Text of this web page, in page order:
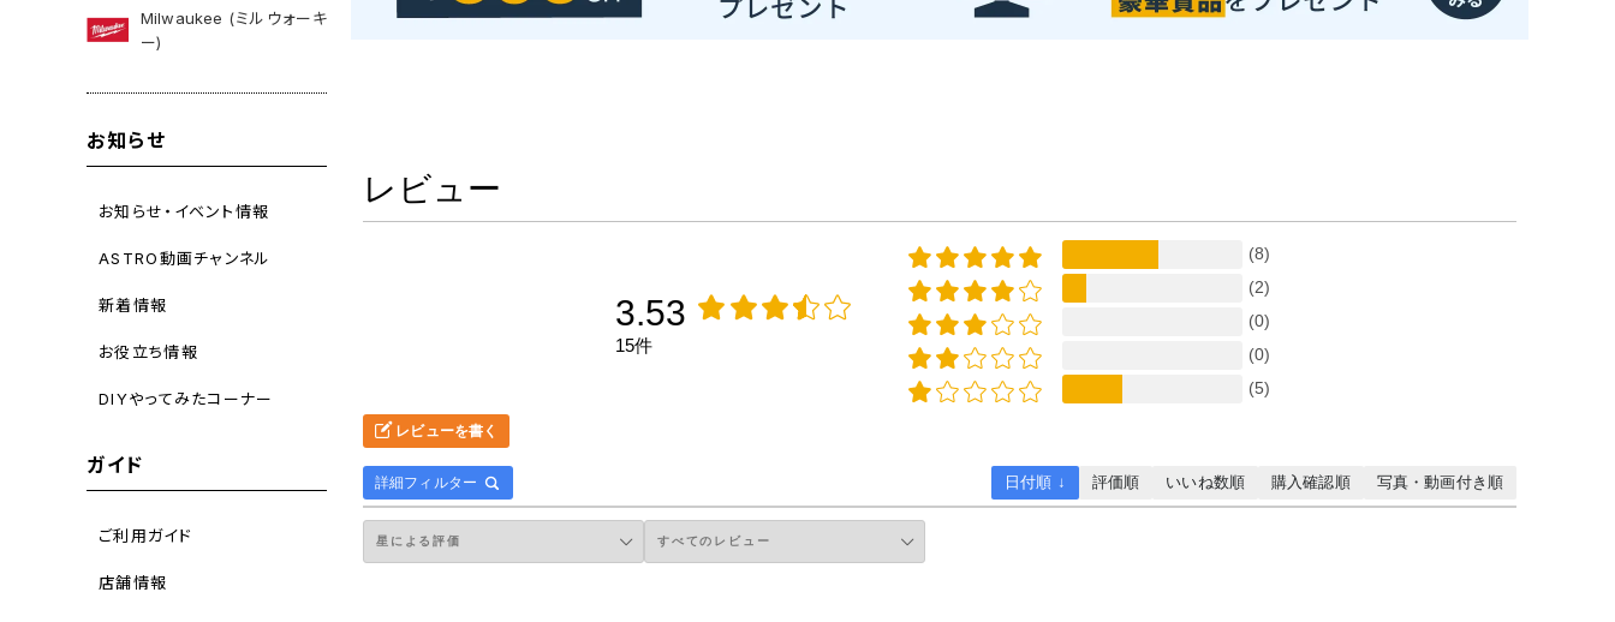
Milwaukee (ミルウォーキ
ー)
お知らせ
お知らせ・イベント情報
ASTRO動画チャンネル
新着情報
お役立ち情報
DIYやってみたコーナー
ガイド
ご利用ガイド
店舗情報
レビュー
3.53
15件
(8)
(2)
(0)
(0)
(5)
レビューを書く
詳細フィルター 日付順 ↓ 評価順 いいね数順 購入確認順 写真・動画付き順